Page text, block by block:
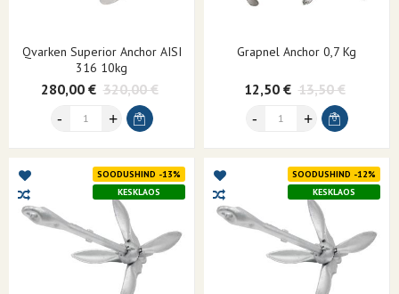
Qvarken Superior Anchor AISI
316 10kg
280,00 € 320,00 €
Grapnel Anchor 0,7 Kg
12,50 € 13,50 €
SOODUSHIND -13%
KESKLAOS
SOODUSHIND -12%
KESKLAOS